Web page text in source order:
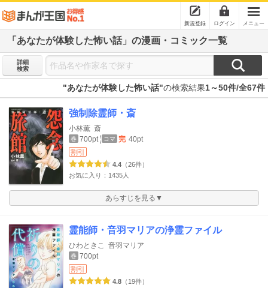
新規登録 ログイン メニュー
「あなたが体験した怖い話」の漫画・コミック一覧
詳細
検索
"あなたが体験した怖い話"の検索結果1～50件/全67件
強制除霊師・斎
小林薫 斎
巻 700pt コマ 完 40pt
割引
4.4 （26件）
お気に入り：1435人
あらすじを見る▼
霊能師・音羽マリアの浄霊ファイル
ひわときこ 音羽マリア
巻 700pt
割引
4.8 （19件）